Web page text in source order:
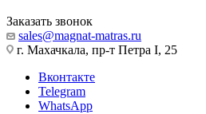
Заказать звонок
sales@magnat-matras.ru
г. Махачкала, пр-т Петра I, 25
Вконтакте
Telegram
WhatsApp